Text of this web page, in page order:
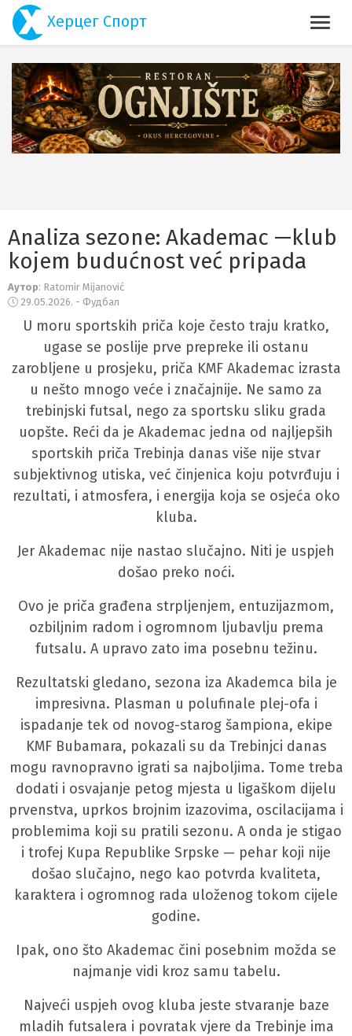
Херцег Спорт
Analiza sezone: Akademac —klub
kojem budućnost već pripada
Аутор: Ratomir Mijanović
29.05.2026. - Фудбал
U moru sportskih priča koje često traju kratko,
ugase se poslije prve prepreke ili ostanu
zarobljene u prosjeku, priča KMF Akademac izrasta
u nešto mnogo veće i značajnije. Ne samo za
trebinjski futsal, nego za sportsku sliku grada
uopšte. Reći da je Akademac jedna od najljepših
sportskih priča Trebinja danas više nije stvar
subjektivnog utiska, već činjenica koju potvrđuju i
rezultati, i atmosfera, i energija koja se osjeća oko
kluba.
Jer Akademac nije nastao slučajno. Niti je uspjeh
došao preko noći.
Ovo je priča građena strpljenjem, entuzijazmom,
ozbiljnim radom i ogromnom ljubavlju prema
futsalu. A upravo zato ima posebnu težinu.
Rezultatski gledano, sezona iza Akademca bila je
impresivna. Plasman u polufinale plej-ofa i
ispadanje tek od novog-starog šampiona, ekipe
KMF Bubamara, pokazali su da Trebinjci danas
mogu ravnopravno igrati sa najboljima. Tome treba
dodati i osvajanje petog mjesta u ligaškom dijelu
prvenstva, uprkos brojnim izazovima, oscilacijama i
problemima koji su pratili sezonu. A onda je stigao
i trofej Kupa Republike Srpske — pehar koji nije
došao slučajno, nego kao potvrda kvaliteta,
karaktera i ogromnog rada uloženog tokom cijele
godine.
Ipak, ono što Akademac čini posebnim možda se
najmanje vidi kroz samu tabelu.
Najveći uspjeh ovog kluba jeste stvaranje baze
mladih futsalera i povratak vjere da Trebinje ima